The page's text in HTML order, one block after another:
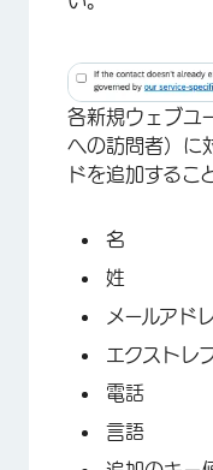
各新規ウェブユ
への訪問者）に
ドを追加するこ
名
姓
メールアド
エクストレ
電話
言語